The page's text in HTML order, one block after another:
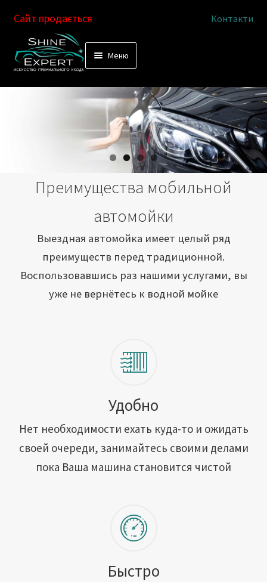
Перейти
к
Перейти
к
Сайт продається Контакти
Меню
Выездная автомойка
Химчистка салона
Подетальная химчистка
Как это работает
Сотрудничество
Вакансии
Адреса обслуживания
Контакты
Преимущества мобильной
автомойки
Выездная автомойка имеет целый ряд
преимуществ перед традиционной.
Воспользовавшись раз нашими услугами, вы
уже не вернётесь к водной мойке
Удобно
Нет необходимости ехать куда-то и ожидать
своей очереди, занимайтесь своими делами
пока Ваша машина становится чистой
Быстро